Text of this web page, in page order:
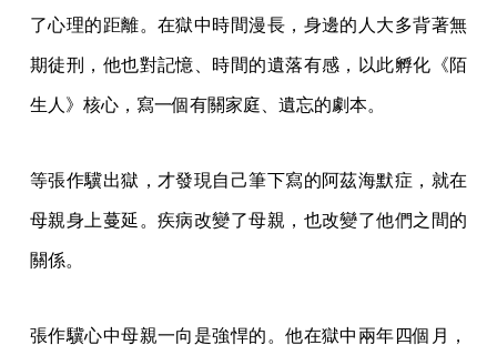
了心理的距離。在獄中時間漫長，身邊的人大多背著無
期徒刑，他也對記憶、時間的遺落有感，以此孵化《陌
生人》核心，寫一個有關家庭、遺忘的劇本。
等張作驥出獄，才發現自己筆下寫的阿茲海默症，就在
母親身上蔓延。疾病改變了母親，也改變了他們之間的
關係。
張作驥心中母親一向是強悍的。他在獄中兩年四個月，